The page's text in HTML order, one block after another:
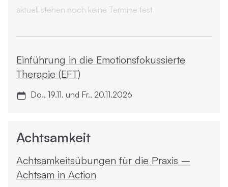
aktuell stehen noch keine Termine fest
Einführung in die Emotions­fokussierte
Therapie (EFT)
Do., 19.11. und Fr., 20.11.2026
Achtsamkeit
Achtsamkeitsübungen für die Praxis –
Achtsam in Action